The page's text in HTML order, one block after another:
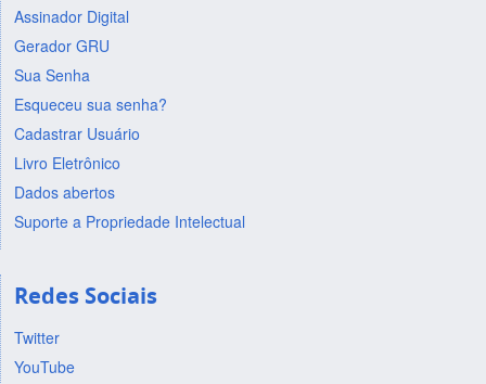
Assinador Digital
Gerador GRU
Sua Senha
Esqueceu sua senha?
Cadastrar Usuário
Livro Eletrônico
Dados abertos
Suporte a Propriedade Intelectual
Redes Sociais
Twitter
YouTube